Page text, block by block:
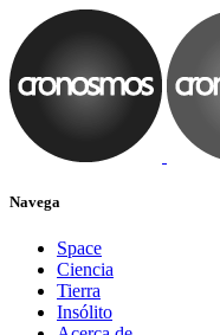
Navega
Space
Ciencia
Tierra
Insólito